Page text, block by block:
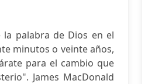
palabra de Dios en el
minutos o veinte años,
para el cambio que
James MacDonald